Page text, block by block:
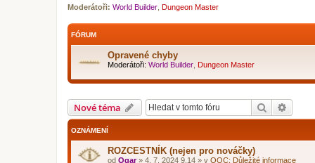
Moderátoři: World Builder Dungeon Master
FÓRUM
Opravené chyby
Moderátoři: World Builder Dungeon Master
Nové téma Hledat
OZNÁMENÍ
ROZCESTNÍK (nejen pro nováčky)
od Ogar» 4. 7. 2024 9.14 » v OOC: Důležité informace